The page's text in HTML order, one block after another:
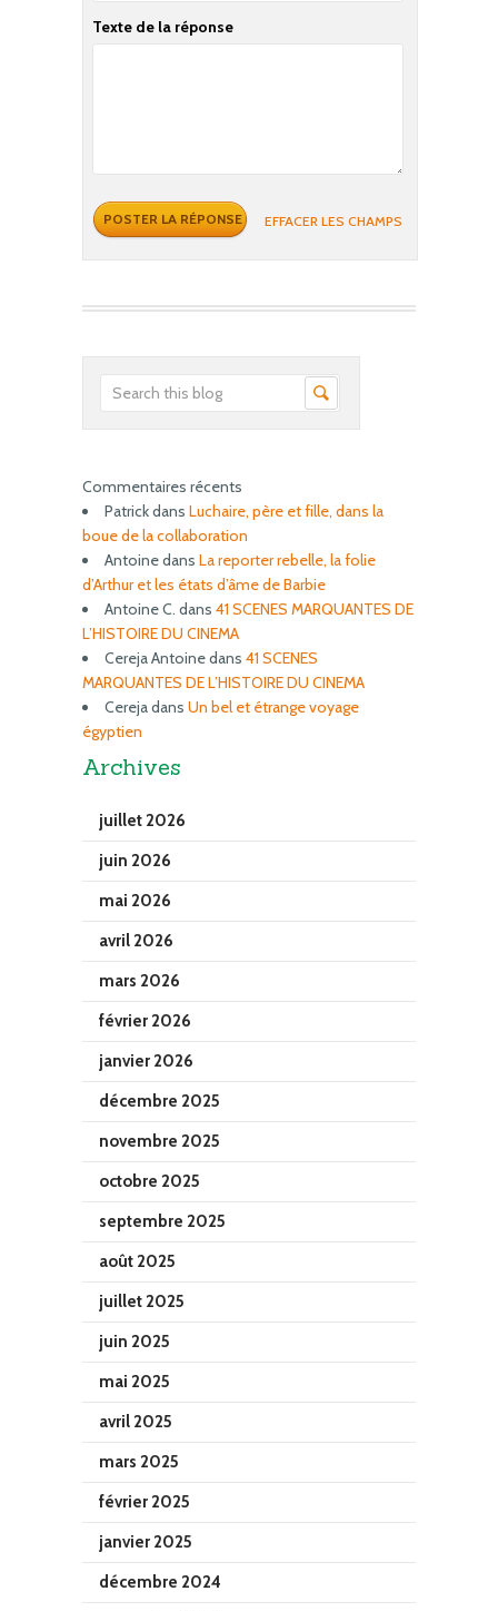
Texte de la réponse
EFFACER LES CHAMPS
Commentaires récents
Patrickdans Luchaire, père et fille, dans la
boue de la collaboration
Antoinedans La reporter rebelle, la folie
d’Arthur et les états d’âme de Barbie
Antoine C. dans 41 SCENES MARQUANTES DE
L’HISTOIRE DU CINEMA
Cereja Antoinedans 41 SCENES
MARQUANTES DE L’HISTOIRE DU CINEMA
Cerejadans Un bel et étrange voyage
égyptien
Archives
juillet 2026
juin 2026
mai 2026
avril 2026
mars 2026
février 2026
janvier 2026
décembre 2025
novembre 2025
octobre 2025
septembre 2025
août 2025
juillet 2025
juin 2025
mai 2025
avril 2025
mars 2025
février 2025
janvier 2025
décembre 2024